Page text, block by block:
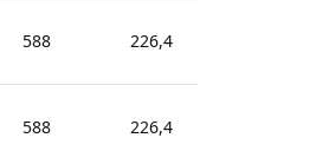
588 226,4
588 226,4